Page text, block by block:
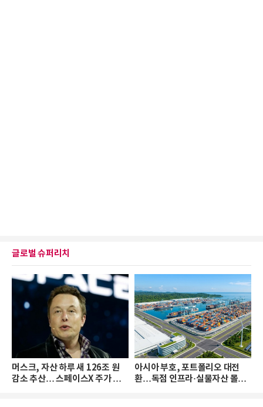
글로벌 슈퍼리치
머스크, 자산 하루 새 126조 원
감소 추산… 스페이스X 주가 하
아시아 부호, 포트폴리오 대전
환…독점 인프라·실물자산 몰린